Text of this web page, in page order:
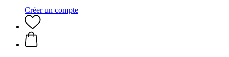
Créer un compte